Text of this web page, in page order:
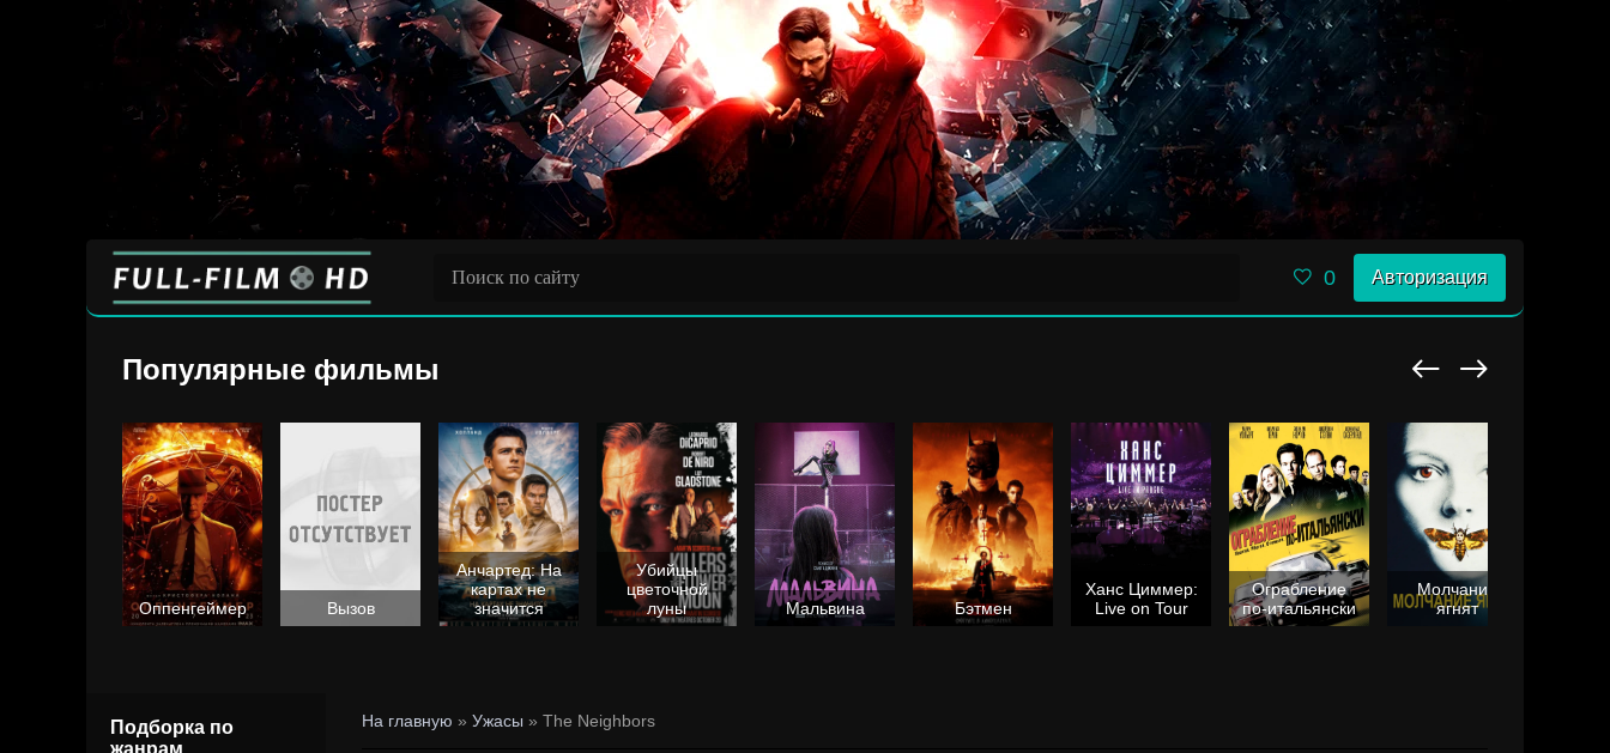
0 Авторизация
Популярные фильмы
Оппенгеймер Вызов
Анчартед: На
картах не
значится
Убийцы
цветочной
луны
Мальвина Бэтмен
Ханс Циммер:
Live on Tour
Ограбление
по-итальянски
Молчание
ягнят
Подборка по
жанрам
На главную » Ужасы » The Neighbors